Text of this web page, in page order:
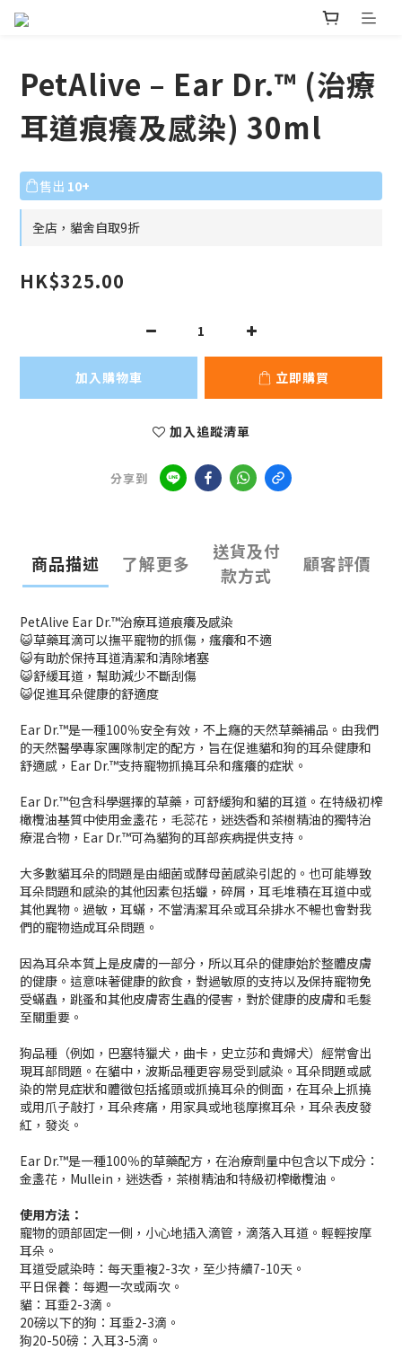
PetAlive – Ear Dr.™ (治療
耳道痕癢及感染) 30ml
售出 10+
全店，貓舍自取9折
HK$325.00
加入購物車 立即購買
加入追蹤清單
分享到
商品描述 了解更多
送貨及付
款方式
顧客評價
PetAlive Ear Dr.™治療耳道痕癢及感染
😺草藥耳滴可以撫平寵物的抓傷，瘙癢和不適
😺有助於保持耳道清潔和清除堵塞
😺舒緩耳道，幫助減少不斷刮傷
😺促進耳朵健康的舒適度
Ear Dr.™是一種100％安全有效，不上癮的天然草藥補品。由我們
的天然醫學專家團隊制定的配方，旨在促進貓和狗的耳朵健康和
舒適感，Ear Dr.™支持寵物抓撓耳朵和瘙癢的症狀。
Ear Dr.™包含科學選擇的草藥，可舒緩狗和貓的耳道。在特級初榨
橄欖油基質中使用金盞花，毛蕊花，迷迭香和茶樹精油的獨特治
療混合物，Ear Dr.™可為貓狗的耳部疾病提供支持。
大多數貓耳朵的問題是由細菌或酵母菌感染引起的。也可能導致
耳朵問題和感染的其他因素包括蠟，碎屑，耳毛堆積在耳道中或
其他異物。過敏，耳蟎，不當清潔耳朵或耳朵排水不暢也會對我
們的寵物造成耳朵問題。
因為耳朵本質上是皮膚的一部分，所以耳朵的健康始於整體皮膚
的健康。這意味著健康的飲食，對過敏原的支持以及保持寵物免
受蟎蟲，跳蚤和其他皮膚寄生蟲的侵害，對於健康的皮膚和毛髮
至關重要。
狗品種（例如，巴塞特獵犬，曲卡，史立莎和貴婦犬）經常會出
現耳部問題。在貓中，波斯品種更容易受到感染。耳朵問題或感
染的常見症狀和體徵包括搖頭或抓撓耳朵的側面，在耳朵上抓撓
或用爪子敲打，耳朵疼痛，用家具或地毯摩擦耳朵，耳朵表皮發
紅，發炎。
Ear Dr.™是一種100％的草藥配方，在治療劑量中包含以下成分：
金盞花，Mullein，迷迭香，茶樹精油和特級初榨橄欖油。
使用方法：
寵物的頭部固定一側，小心地插入滴管，滴落入耳道。輕輕按摩
耳朵。
耳道受感染時：每天重複2-3次，至少持續7-10天。
平日保養：每週一次或兩次。
貓：耳垂2-3滴。
20磅以下的狗：耳垂2-3滴。
狗20-50磅：入耳3-5滴。